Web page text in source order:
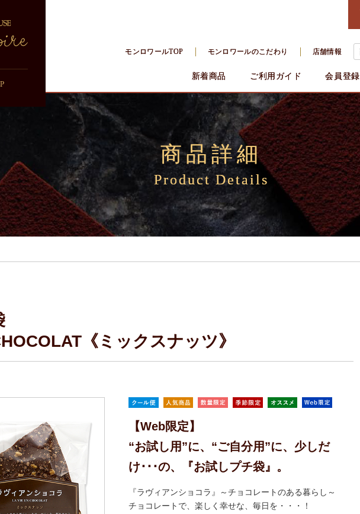
モンロワールTOP モンロワールのこだわり 店舗情報
新着商品 ご利用ガイド 会員登録
商品詳細
Product Details
《ミックスナッツ》
【Web限定】
“お試し用”に、“ご自分用”に、少しだ
け･･･の、『お試しプチ袋』。
『ラヴィアンショコラ』～チョコレートのある暮らし～
チョコレートで、楽しく幸せな、毎日を・・・！